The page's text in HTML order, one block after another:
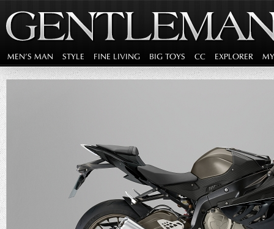
MEN'S MAN STYLE FINE LIVING BIG TOYS CC EXPLORER